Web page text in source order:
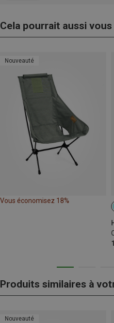
Cela pourrait aussi
Nouveauté
Vous économisez 18%
Produits similaires à
Nouveauté